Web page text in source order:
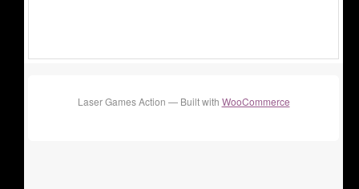
Laser Games Action — Built with WooCommerce